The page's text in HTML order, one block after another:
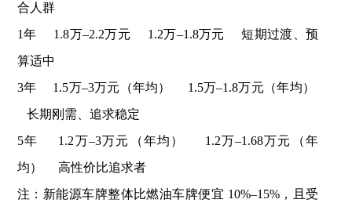
合人群
1年 ‌1.8万–2.2万元‌ ‌1.2万–1.8万元‌ 短期过渡、预
算适中
3年 ‌1.5万–3万元‌（年均） ‌1.5万–1.8万元‌（年均）
长期刚需、追求稳定
5年 ‌1.2万–3万元‌（年均） ‌1.2万–1.68万元‌（年
均） 高性价比追求者
注：新能源车牌整体比燃油车牌便宜 ‌10%–15%‌，且受